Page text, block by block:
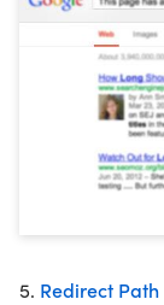
5. Redirect Path